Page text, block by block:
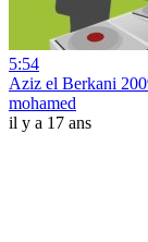
5:54
Aziz el Berkani
mohamed
il y a 17 ans